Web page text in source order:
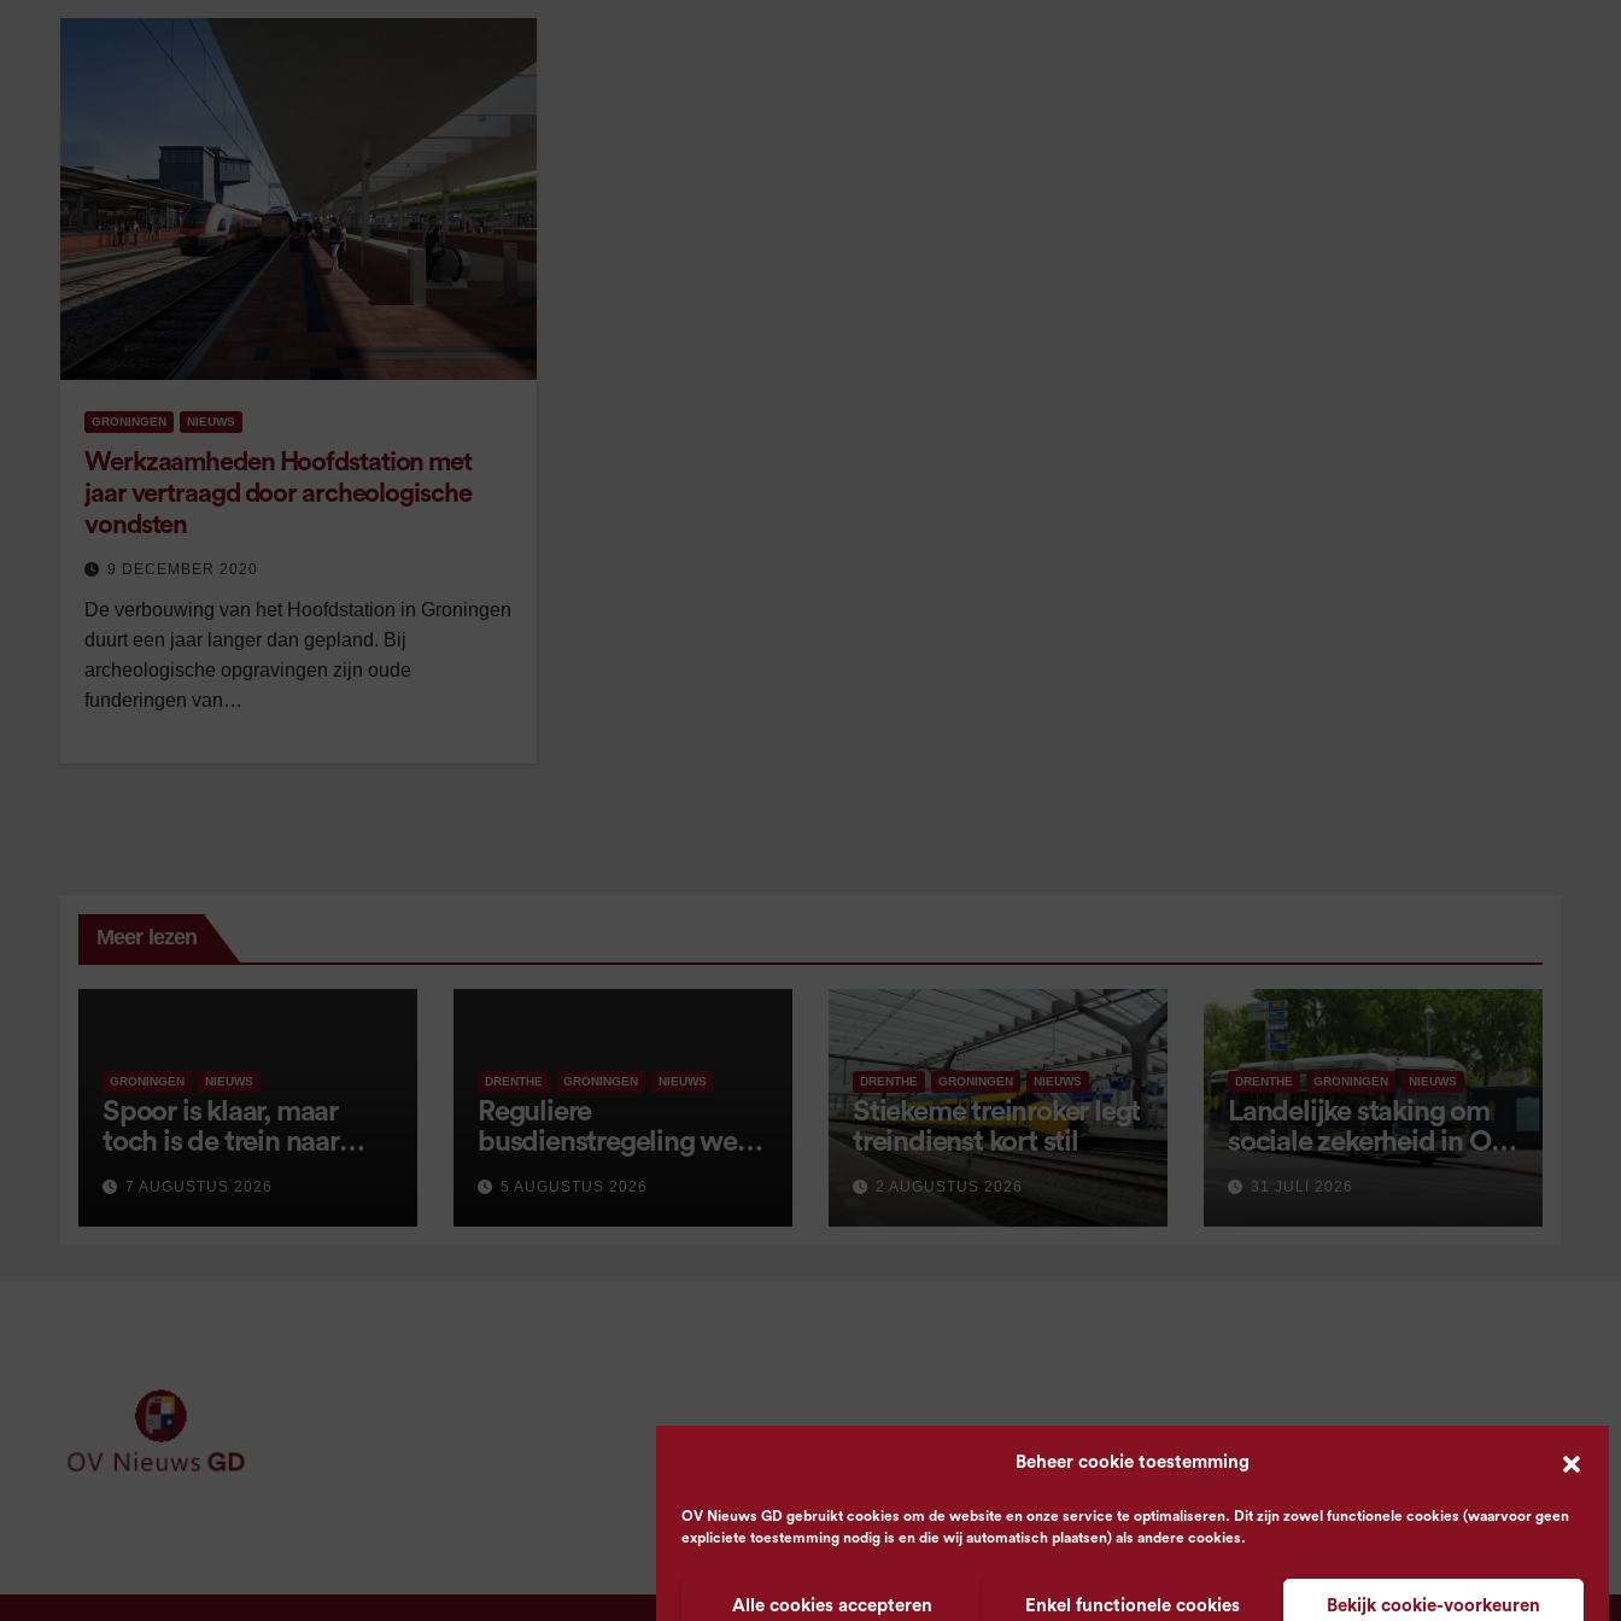
Beheer cookie toestemming
OV Nieuws GD gebruikt cookies om de website en onze service te optimaliseren. Dit zijn zowel functionele cookies (waarvoor geen
expliciete toestemming nodig is en die wij automatisch plaatsen) als andere cookies.
Alle cookies accepteren Enkel functionele cookies Bekijk cookie-voorkeuren
GRONINGEN NIEUWS
Werkzaamheden Hoofdstation met
jaar vertraagd door archeologische
vondsten
9 DECEMBER 2020
De verbouwing van het Hoofdstation in Groningen
duurt een jaar langer dan gepland. Bij
archeologische opgravingen zijn oude
funderingen van…
Meer lezen
GRONINGEN NIEUWS
Spoor is klaar, maar
toch is de trein naar
Leer opnieuw vertraagd
7 AUGUSTUS 2026
DRENTHE GRONINGEN NIEUWS
Reguliere
busdienstregeling weer
van start, met kleine
wijzigingen
5 AUGUSTUS 2026
DRENTHE GRONINGEN NIEUWS
Stiekeme treinroker legt
treindienst kort stil
2 AUGUSTUS 2026
DRENTHE GRONINGEN NIEUWS
Landelijke staking om
sociale zekerheid in OV
aangekondigd voor 9
september
31 JULI 2026